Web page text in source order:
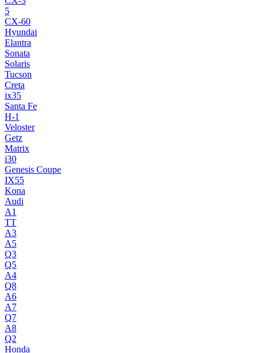
5
CX-60
Hyundai
Elantra
Sonata
Solaris
Tucson
Creta
ix35
Santa Fe
H-1
Veloster
Getz
Matrix
i30
Genesis Coupe
IX55
Kona
Audi
A1
TT
A3
A5
Q3
Q5
A4
Q8
A6
A7
Q7
A8
Q2
Honda